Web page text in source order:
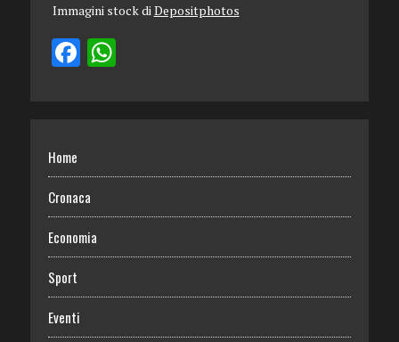
Immagini stock di Depositphotos
Home
Cronaca
Economia
Sport
Eventi